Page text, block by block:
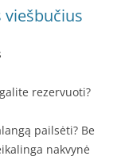
viešbučius
rezervuoti?
pailsėti? Be
nakvynė